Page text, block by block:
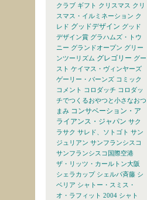
クラブ ギフト クリスマス クリ
スマス・イルミネーション ク
レド グッドデザイン グッド
デザイン賞 グラハムズ・トウ
ニー グランドオープン グリー
ンツーリズム グレゴリー グー
スト ケイマス・ヴィンヤーズ
ゲーリー・バーンズ コミック
コメント コロダッチ コロダッ
チでつくるおやつと小さなおつ
まみ コンサベーション・ア
ライアンス・ジャパン サク
ラサク サレド、ソトゴト サン
ジュリアン サンフランシスコ
サンフランシスコ国際空港
ザ・リッツ・カールトン大阪
シェラカップ シェルパ斉藤 シ
ベリア シャトー・スミス・
オ・ラフィット 2004 シャト